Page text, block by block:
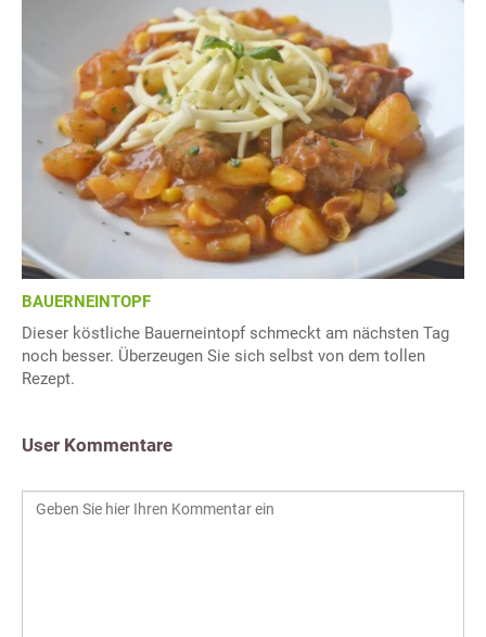
BAUERNEINTOPF
Dieser köstliche Bauerneintopf schmeckt am nächsten Tag
noch besser. Überzeugen Sie sich selbst von dem tollen
Rezept.
User Kommentare